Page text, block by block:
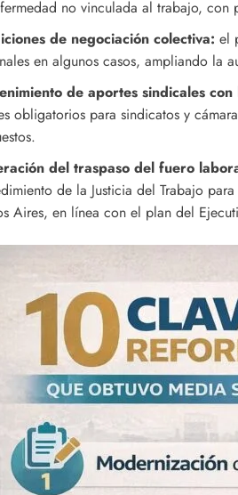
no vinculada al trabajo, con
de negociación colectiva: el
en algunos casos, ampliando la
de aportes sindicales con
obligatorios para sindicatos y
del traspaso del fuero
de la Justicia del Trabajo
Aires, en línea con el plan del